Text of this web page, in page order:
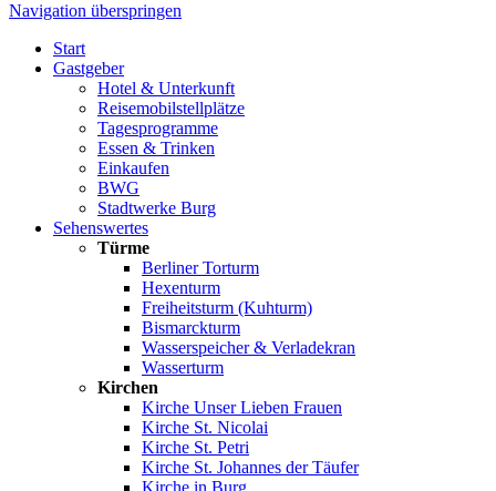
Navigation überspringen
Start
Gastgeber
Hotel & Unterkunft
Reisemobilstellplätze
Tagesprogramme
Essen & Trinken
Einkaufen
BWG
Stadtwerke Burg
Sehenswertes
Türme
Berliner Torturm
Hexenturm
Freiheitsturm (Kuhturm)
Bismarckturm
Wasserspeicher & Verladekran
Wasserturm
Kirchen
Kirche Unser Lieben Frauen
Kirche St. Nicolai
Kirche St. Petri
Kirche St. Johannes der Täufer
Kirche in Burg